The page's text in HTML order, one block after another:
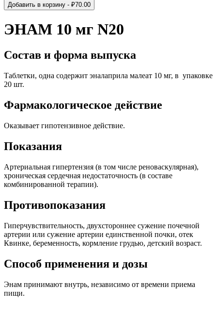
Добавить в корзину - ₽70.00
ЭНАМ 10 мг N20
Состав и форма выпуска
Таблетки, одна содержит эналаприла малеат 10 мг, в упаковке
20 шт.
Фармакологическое действие
Оказывает гипотензивное действие.
Показания
Артериальная гипертензия (в том числе реноваскулярная),
хроническая сердечная недостаточность (в составе
комбинированной терапии).
Противопоказания
Гиперчувствительность, двухстороннее сужение почечной
артерии или сужение артерии единственной почки, отек
Квинке, беременность, кормление грудью, детский возраст.
Способ применения и дозы
Энам принимают внутрь, независимо от времени приема
пищи.